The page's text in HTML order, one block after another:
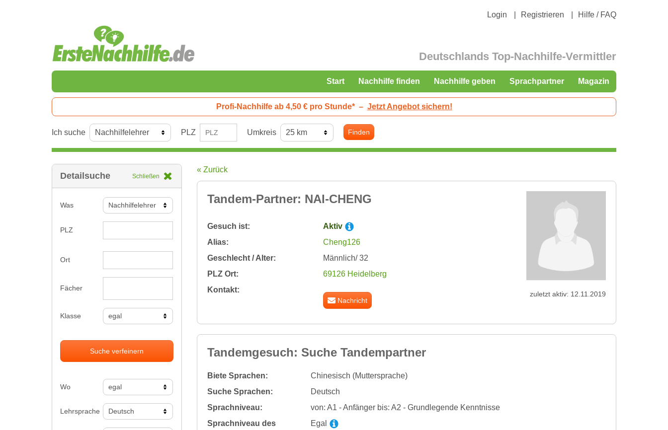
Login Registrieren Hilfe / FAQ
Deutschlands Top-Nachhilfe-Vermittler
Start Nachhilfe finden Nachhilfe geben Sprachpartner Magazin
Profi-Nachhilfe ab 4,50 € pro Stunde* – Jetzt Angebot sichern!
Ich suche PLZ Umkreis Finden
Detailsuche Schließen
Was
PLZ
Ort
Fächer
Klasse
Suche verfeinern
Wo
Lehrsprache
« Zurück
Tandem-Partner: NAI-CHENG
Gesuch ist:
Aktiv
Alias:
Cheng126
Geschlecht / Alter:
Männlich/ 32
PLZ Ort:
69126 Heidelberg
Kontakt:
Nachricht
zuletzt aktiv: 12.11.2019
Tandemgesuch: Suche Tandempartner
Biete Sprachen:
Chinesisch (Muttersprache)
Suche Sprachen:
Deutsch
Sprachniveau:
von: A1 - Anfänger bis: A2 - Grundlegende Kenntnisse
Sprachniveau des
Egal